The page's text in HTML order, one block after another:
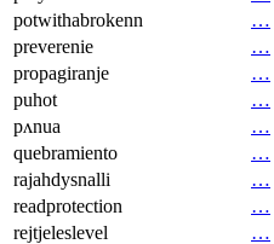
potwithabrokenn
…
preverenie
…
propagiranje
…
puhot
…
pʌnua
…
quebramiento
…
rajahdysnalli
…
readprotection
…
rejtjeleslevel
…